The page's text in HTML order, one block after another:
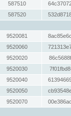
587510
587520
9520081
9520060
9520020
9520030
9520040
9520050
9520070